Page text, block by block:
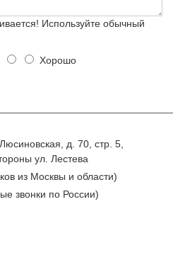
Используйте обычный
Хорошо
д. 70, стр. 5,
ул. Лестева
из Москвы и области)
звонки по России)